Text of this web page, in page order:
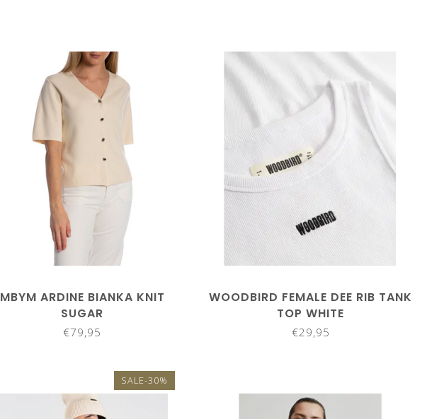
MBYM ARDINE BIANKA KNIT
SUGAR
€79,95
WOODBIRD FEMALE DEE RIB TANK
TOP WHITE
€29,95
SALE-30%